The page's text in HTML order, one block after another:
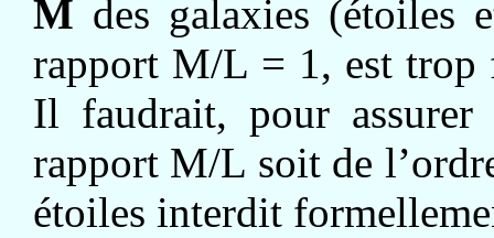
M des galaxies (étoiles
rapport M/L = 1, est trop
Il faudrait, pour
rapport M/L soit de
étoiles interdit